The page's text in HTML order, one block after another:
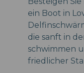
ein Boot in
die sanft in
schwimmen
friedlicher